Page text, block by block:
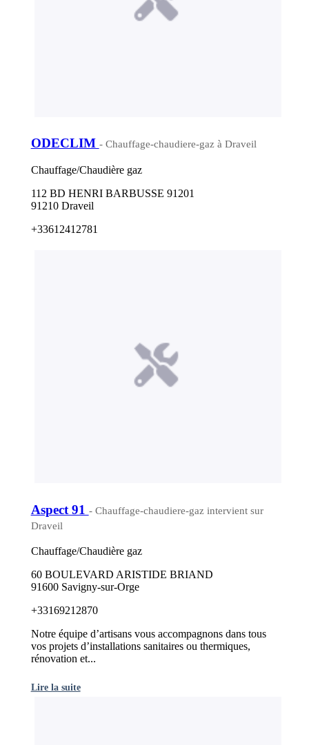
ODECLIM - Chauffage-chaudiere-gaz à Draveil
Chauffage/Chaudière gaz
112 BD HENRI BARBUSSE 91201
91210 Draveil
+33612412781
Aspect 91 - Chauffage-chaudiere-gaz intervient sur
Draveil
Chauffage/Chaudière gaz
60 BOULEVARD ARISTIDE BRIAND
91600 Savigny-sur-Orge
+33169212870
Notre équipe d’artisans vous accompagnons dans tous
vos projets d’installations sanitaires ou thermiques,
rénovation et...
Lire la suite